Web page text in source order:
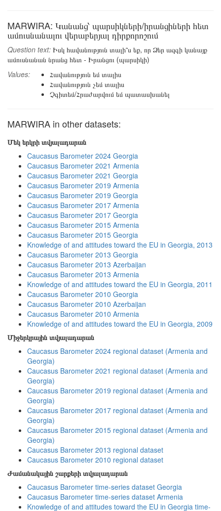
MARWIRA: Կանանց՝ պարսիկների/իրանցիների հետ
ամուսնանալու վերաբերյալ դիրքորոշում
Question text: Իսկ հավանություն տալի՞ս եք, որ Ձեր ազգի կանայք
ամուսնանան նրանց հետ - Իրանցու (պարսիկի)
Values:
Հավանություն եմ տալիս
Հավանություն չեմ տալիս
Չգիտեմ/Հրաժարվում եմ պատասխանել
MARWIRA in other datasets:
Մեկ երկրի տվյալադարան
Caucasus Barometer 2024 Georgia
Caucasus Barometer 2021 Armenia
Caucasus Barometer 2021 Georgia
Caucasus Barometer 2019 Armenia
Caucasus Barometer 2019 Georgia
Caucasus Barometer 2017 Armenia
Caucasus Barometer 2017 Georgia
Caucasus Barometer 2015 Armenia
Caucasus Barometer 2015 Georgia
Knowledge of and attitudes toward the EU in Georgia, 2013
Caucasus Barometer 2013 Georgia
Caucasus Barometer 2013 Azerbaijan
Caucasus Barometer 2013 Armenia
Knowledge of and attitudes toward the EU in Georgia, 2011
Caucasus Barometer 2010 Georgia
Caucasus Barometer 2010 Azerbaijan
Caucasus Barometer 2010 Armenia
Knowledge of and attitudes toward the EU in Georgia, 2009
Միջերկրային տվյալադարան
Caucasus Barometer 2024 regional dataset (Armenia and
Georgia)
Caucasus Barometer 2021 regional dataset (Armenia and
Georgia)
Caucasus Barometer 2019 regional dataset (Armenia and
Georgia)
Caucasus Barometer 2017 regional dataset (Armenia and
Georgia)
Caucasus Barometer 2015 regional dataset (Armenia and
Georgia)
Caucasus Barometer 2013 regional dataset
Caucasus Barometer 2010 regional dataset
Ժամանակային շարքերի տվյալադարան
Caucasus Barometer time-series dataset Georgia
Caucasus Barometer time-series dataset Armenia
Knowledge of and attitudes toward the EU in Georgia time-